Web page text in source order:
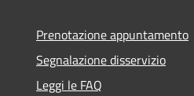
Prenotazione appuntamento
Segnalazione disservizio
Leggi le FAQ